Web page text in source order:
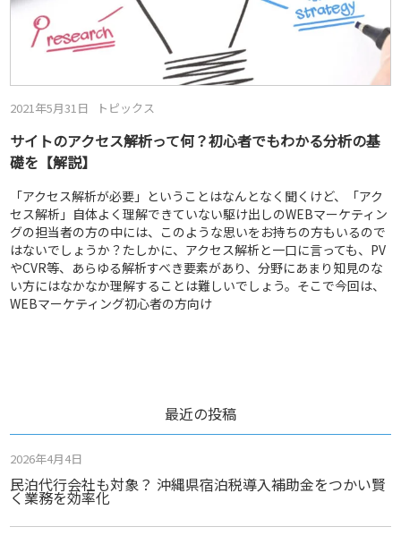
最近の投稿
民泊代行会社も対象？ 沖縄県宿泊税導入補助金をつかい賢
く業務を効率化
2026年4月4日
2021年5月31日 トピックス
サイトのアクセス解析って何？初心者でもわかる分析の基
礎を【解説】
「アクセス解析が必要」ということはなんとなく聞くけど、「アク
セス解析」自体よく理解できていない駆け出しのWEBマーケティン
グの担当者の方の中には、このような思いをお持ちの方もいるので
はないでしょうか？たしかに、アクセス解析と一口に言っても、PV
やCVR等、あらゆる解析すべき要素があり、分野にあまり知見のな
い方にはなかなか理解することは難しいでしょう。そこで今回は、
WEBマーケティング初心者の方向け